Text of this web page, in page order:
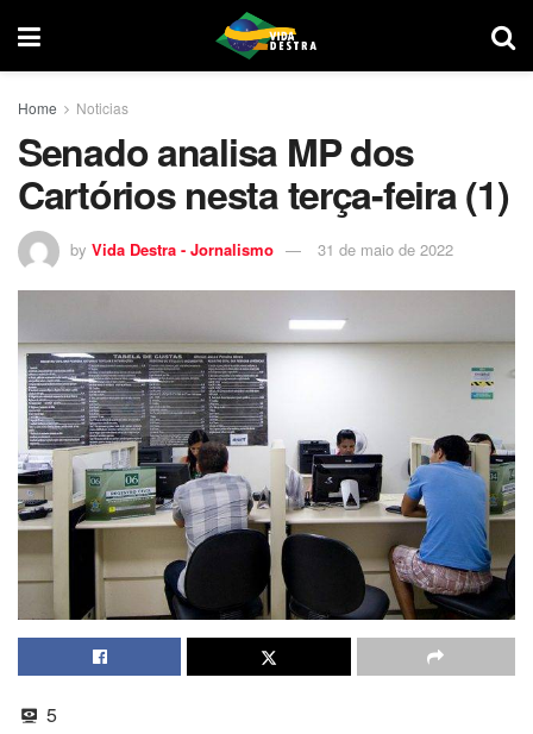
Home Noticias
Senado analisa MP dos
Cartórios nesta terça-feira (1)
by Vida Destra - Jornalismo 31 de maio de 2022
5